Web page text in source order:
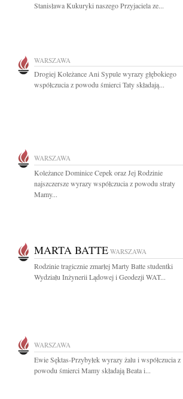
Stanisława Kukuryki naszego Przyjaciela ze...
WARSZAWA
Drogiej Koleżance Ani Sypule wyrazy głębokiego
współczucia z powodu śmierci Taty składają...
WARSZAWA
Koleżance Dominice Cepek oraz Jej Rodzinie
najszczersze wyrazy współczucia z powodu straty
Mamy...
MARTA BATTE WARSZAWA
Rodzinie tragicznie zmarłej Marty Batte studentki
Wydziału Inżynerii Lądowej i Geodezji WAT...
WARSZAWA
Ewie Sęktas-Przybyłek wyrazy żalu i współczucia z
powodu śmierci Mamy składają Beata i...